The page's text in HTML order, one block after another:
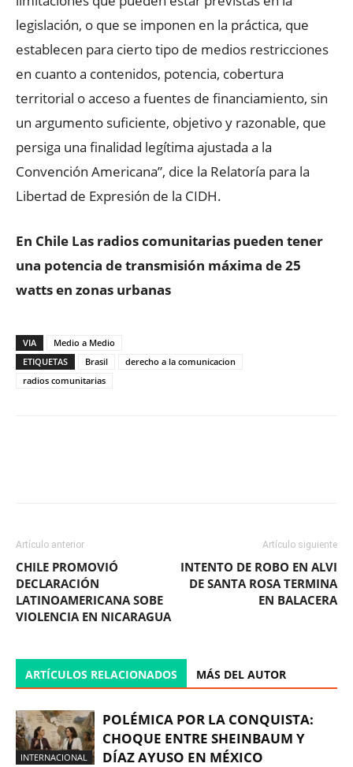
legislación, o que se imponen en la práctica, que
establecen para cierto tipo de medios restricciones
en cuanto a contenidos, potencia, cobertura
territorial o acceso a fuentes de financiamiento, sin
un argumento suficiente, objetivo y razonable, que
persiga una finalidad legítima ajustada a la
Convención Americana”, dice la Relatoría para la
Libertad de Expresión de la CIDH.
En Chile Las radios comunitarias pueden tener
una potencia de transmisión máxima de 25
watts en zonas urbanas
VIA
Medio a Medio
ETIQUETAS
Brasil
derecho a la comunicacion
radios comunitarias
Artículo anterior
CHILE PROMOVIÓ
DECLARACIÓN
LATINOAMERICANA SOBE
VIOLENCIA EN NICARAGUA
Artículo siguiente
INTENTO DE ROBO EN ALVI
DE SANTA ROSA TERMINA
EN BALACERA
ARTÍCULOS RELACIONADOS MÁS DEL AUTOR
INTERNACIONAL
POLÉMICA POR LA CONQUISTA:
CHOQUE ENTRE SHEINBAUM Y
DÍAZ AYUSO EN MÉXICO